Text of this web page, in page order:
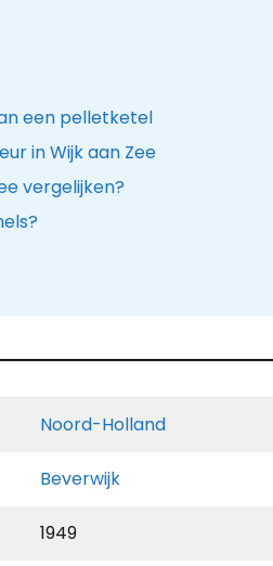
een pelletketel
in Wijk aan Zee
vergelijken?
Noord-Holland
Beverwijk
1949